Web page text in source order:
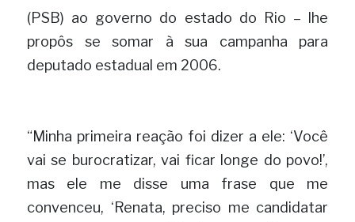
(PSB) ao governo do estado do Rio – lhe
propôs se somar à sua campanha para
deputado estadual em 2006.
“Minha primeira reação foi dizer a ele: ‘Você
vai se burocratizar, vai ficar longe do povo!’,
mas ele me disse uma frase que me
convenceu, ‘Renata, preciso me candidatar